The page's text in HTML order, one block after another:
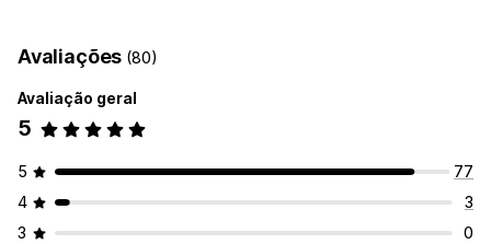
Recorrente Reposição por visita
Com base em sessões
Tipo de temporizador
Vendas relâmpago Promoção por tempo limitado
Evento especial Finalização da compra
Página de produto
Personalização
Animações Exibição fixa
Avaliações (80)
Avaliação geral
5
5
77
4
3
3
0